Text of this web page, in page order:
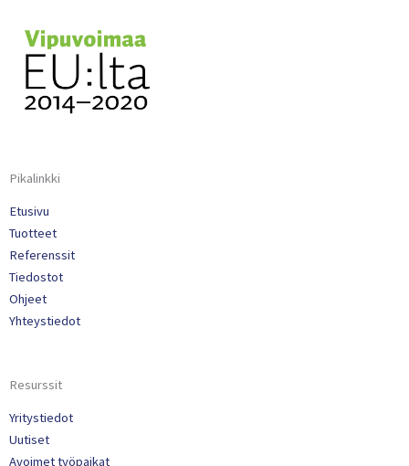
Pikalinkki
Etusivu
Tuotteet
Referenssit
Tiedostot
Ohjeet
Yhteystiedot
Resurssit
Yritystiedot
Uutiset
Avoimet työpaikat